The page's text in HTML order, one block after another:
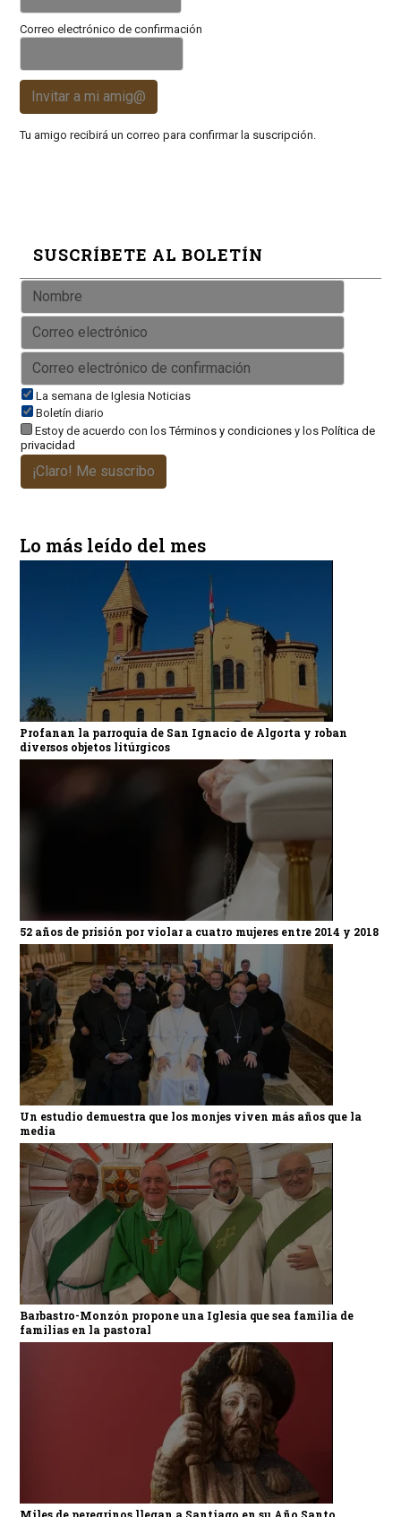
Correo electrónico de confirmación
Invitar a mi amig@
Tu amigo recibirá un correo para confirmar la suscripción.
SUSCRÍBETE AL BOLETÍN
La semana de Iglesia Noticias
Boletín diario
Estoy de acuerdo con losTérminos y condicionesy los Política de
privacidad
¡Claro! Me suscribo
Lo más leído del mes
Profanan la parroquia de San Ignacio de Algorta y roban
diversos objetos litúrgicos
52 años de prisión por violar a cuatro mujeres entre 2014 y 2018
Un estudio demuestra que los monjes viven más años que la
media
Barbastro-Monzón propone una Iglesia que sea familia de
familias en la pastoral
Miles de peregrinos llegan a Santiago en su Año Santo